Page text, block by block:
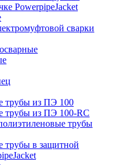
PowerpipeJacket
сварки
трубы из ПЭ 100
трубы из ПЭ 100-RC
трубы
трубы в защитной